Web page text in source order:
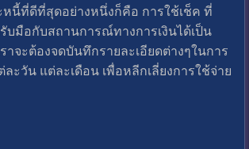
นี้ที่ดีที่สุดอย่างหนึ่งก็คือ การใช้เช็ค ที่
บมือกับสถานการณ์ทางการเงินได้เป็น
าจะต้องจดบันทึกรายละเอียดต่างๆในการ
ละวัน แต่ละเดือน เพื่อหลีกเลี่ยงการใช้จ่าย